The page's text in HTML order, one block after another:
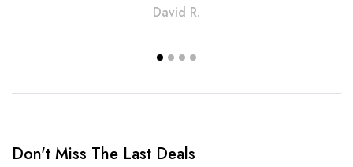
David R.
Don't Miss The Last Deals